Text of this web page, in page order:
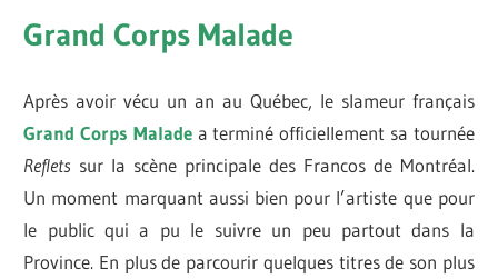
Grand Corps Malade
Après avoir vécu un an au Québec, le slameur français
Grand Corps Maladea terminé officiellement sa tournée
Reflets sur la scène principale des Francos de Montréal.
Un moment marquant aussi bien pour l’artiste que pour
le public qui a pu le suivre un peu partout dans la
Province. En plus de parcourir quelques titres de son plus